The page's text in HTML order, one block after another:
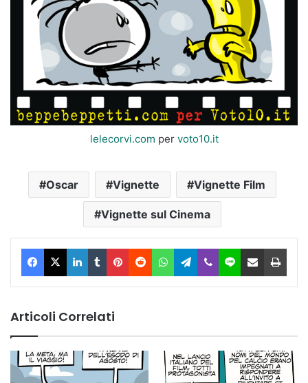
lelecorvi.com per voto10.it
Oscar Vignette Vignette Film
Vignette sul Cinema
Facebook
X LinkedIn
TumblrPinterest
RedditWhatsAppTelegram
ViberLine Condividi via Email
Articoli Correlati